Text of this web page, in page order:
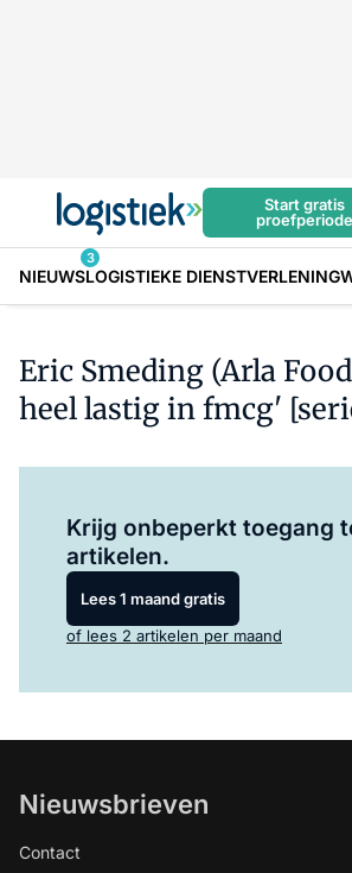
Start gratis
proefperiode
NIEUWS
3
LOGISTIEKE DIENSTVERLENING
Eric Smeding (Arla
heel lastig in fmcg'
Krijg onbeperkt toegang
artikelen.
Lees 1 maand gratis
of lees 2 artikelen per maand
Nieuwsbrieven
Contact